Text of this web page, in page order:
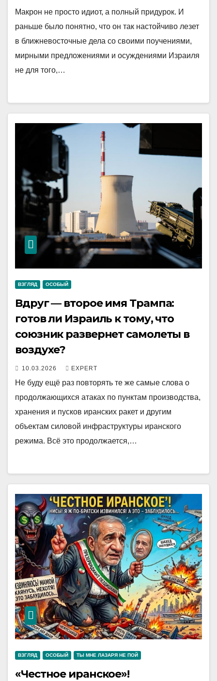
Макрон не просто идиот, а полный придурок. И
раньше было понятно, что он так настойчиво лезет
в ближневосточные дела со своими поучениями,
мирными предложениями и осуждениями Израиля
не для того,…
ВЗГЛЯД ОСОБЫЙ
Вдруг — второе имя Трампа:
готов ли Израиль к тому, что
союзник развернет самолеты в
воздухе?
10.03.2026 EXPERT
Не буду ещё раз повторять те же самые слова о
продолжающихся атаках по пунктам производства,
хранения и пусков иранских ракет и другим
объектам силовой инфраструктуры иранского
режима. Всё это продолжается,…
ВЗГЛЯД ОСОБЫЙ ТЫ МНЕ ЛАЗАРЯ НЕ ПОЙ
«Честное иранское»!